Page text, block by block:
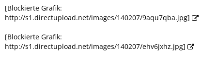
[Blockierte Grafik:
http://s1.directupload.net/images/140207/9aqu7qba.jpg]
[Blockierte Grafik:
http://s1.directupload.net/images/140207/ehv6jxhz.jpg]